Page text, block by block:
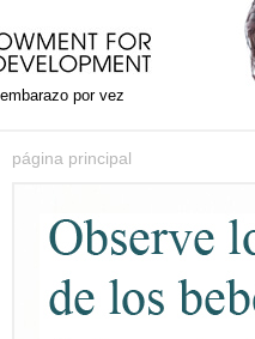
por vez
página principal